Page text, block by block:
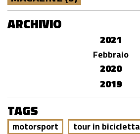
ARCHIVIO
2021
Febbraio
2020
2019
TAGS
motorsport tour in bicicletta